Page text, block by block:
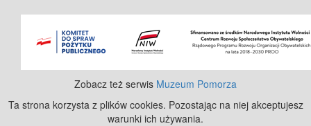
Zobacz też serwis Muzeum Pomorza
Ta strona korzysta z plików cookies. Pozostając na niej akceptujesz
warunki ich używania.